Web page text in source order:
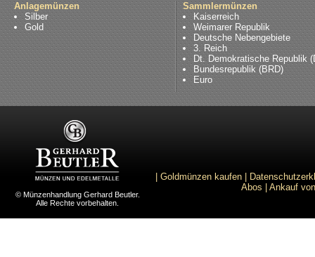
Anlagemünzen
Silber
Gold
Sammlermünzen
Kaiserreich
Weimarer Republik
Deutsche Nebengebiete
3. Reich
Dt. Demokratische Republik
Bundesrepublik (BRD)
Euro
© Münzenhandlung Gerhard Beutler.
Alle Rechte vorbehalten.
Goldmünzen kaufen
Abos
Ankauf